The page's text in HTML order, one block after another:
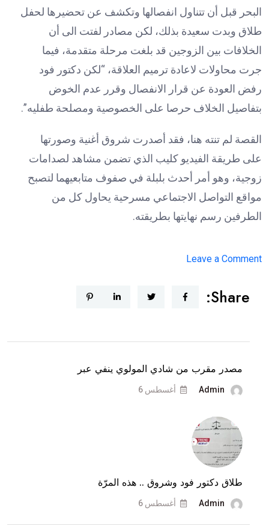
البحر قبل أن تتناول انفصالها وتكشف عن تحضيرها لحفل
طلاق وبدت سعيدة بذلك، لكن مصادر لفتت الى أن
الخلافات بين الزوجين قد بلغت مرحلة متقدمة، فيما
جرت محاولات لاعادة ترميم العلاقة، “لكن دكتور فود
رفض العودة عن قرار الانفصال وقرر عدم الخوض
بتفاصيل الخلاف حرصا على الخصوصية ومصلحة طفليه”.
القصة لم تنته هنا، فقد أصدرت شروق أغنية وصورتها
على طريقة الفيديو كليب الذي تضمن مشاهد لصدامات
زوجية، وهو أمر أحدث بلبلة في صفوف متابعيهما لتصبح
مواقع التواصل الاجتماعي مسرحية يحاول كل من
الطرفين رسم نهايتها بطريقته.
Leave a Comment
فود
من
السفر
وماذا
عن
Share:
مصدر مقرب من شادي المولوي ينفي عبر
Admin أغسطس 6
طلاق دكتور فود وشروق .. هذه المرّة
Admin أغسطس 6